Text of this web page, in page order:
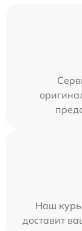
Наш
доставит